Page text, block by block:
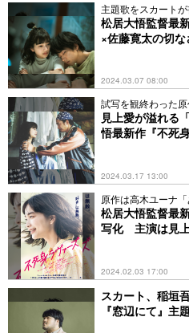
主題歌をスカート
松居大悟監督最
×佐藤寛太の切
2024.03.07 08:00
試写を観終わった
見上愛が溢れる
悟最新作『不死
2024.03.17 13:00
原作は高木ユーナ
騰」
松居大悟監督最
写化 主演は見
2024.02.03 17:00
スカート、稲垣
『窓辺にて』主